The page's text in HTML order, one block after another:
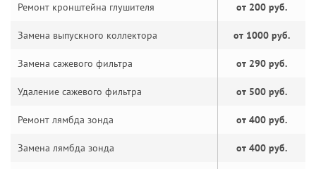
Ремонт кронштейна глушителя от 200 руб.
Замена выпускного коллектора от 1000 руб.
Замена сажевого фильтра от 290 руб.
Удаление сажевого фильтра от 500 руб.
Ремонт лямбда зонда от 400 руб.
Замена лямбда зонда от 400 руб.